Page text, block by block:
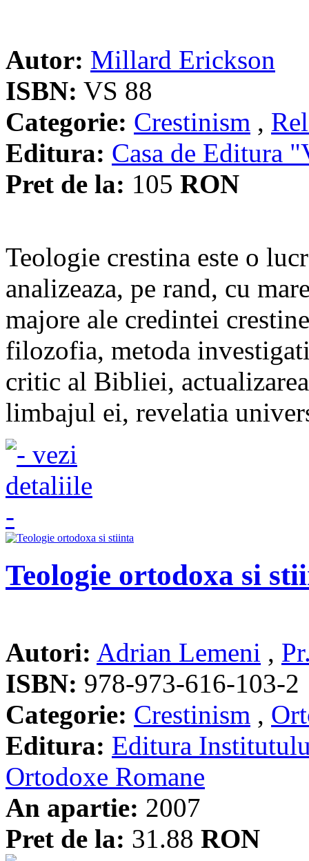
Autor: Millard Erickson
ISBN: VS 88
Categorie: Crestinism ,
Editura: Casa de Editura
Pret de la: 105 RON
Teologie crestina este o
analizeaza, pe rand, cu
majore ale credintei
filozofia, metoda
critic al Bibliei,
limbajul ei, revelatia
Teologie ortodoxa si
Autori: Adrian Lemeni ,
ISBN: 978-973-616-103-2
Categorie: Crestinism ,
Editura: Editura
Ortodoxe Romane
An apartie: 2007
Pret de la: 31.88 RON